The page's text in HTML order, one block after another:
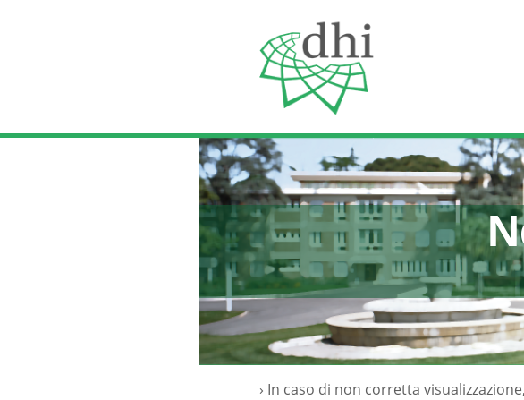
› In caso di non corretta